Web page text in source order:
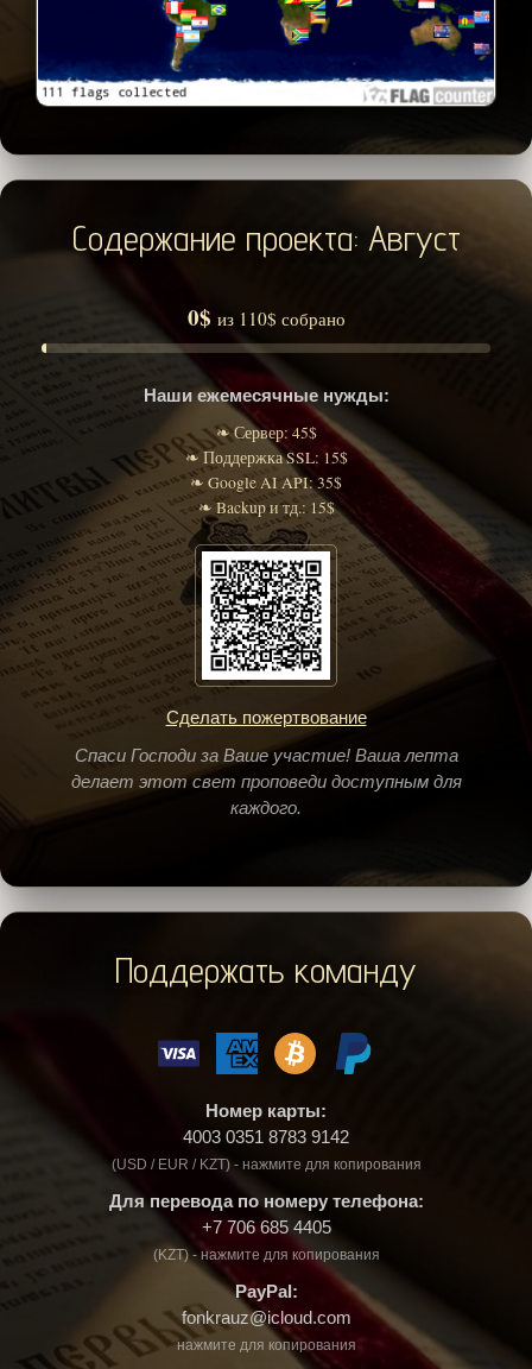
Содержание проекта: Август
0$ из 110$ собрано
Наши ежемесячные нужды:
❧ Сервер: 45$
❧ Поддержка SSL: 15$
❧ Google AI API: 35$
❧ Backup и тд.: 15$
Сделать пожертвование
Спаси Господи за Ваше участие! Ваша лепта
делает этот свет проповеди доступным для
каждого.
Поддержать команду
Номер карты:
4003 0351 8783 9142
(USD / EUR / KZT) - нажмите для копирования
Для перевода по номеру телефона:
+7 706 685 4405
(KZT) - нажмите для копирования
PayPal:
fonkrauz@icloud.com
нажмите для копирования